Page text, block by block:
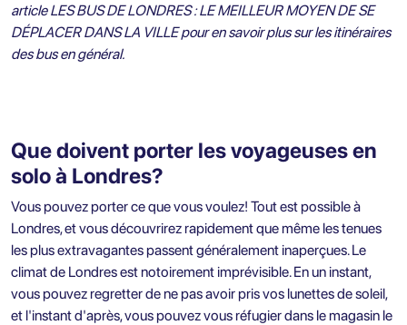
article LES BUS DE LONDRES : LE MEILLEUR MOYEN DE SE
DÉPLACER DANS LA VILLEpour en savoir plus sur les itinéraires
des bus en général.
Que doivent porter les voyageuses en
solo à Londres?
Vous pouvez porter ce que vous voulez! Tout est possible à
Londres, et vous découvrirez rapidement que même les tenues
les plus extravagantes passent généralement inaperçues. Le
climat de Londres est notoirement imprévisible. En un instant,
vous pouvez regretter de ne pas avoir pris vos lunettes de soleil,
et l'instant d'après, vous pouvez vous réfugier dans le magasin le